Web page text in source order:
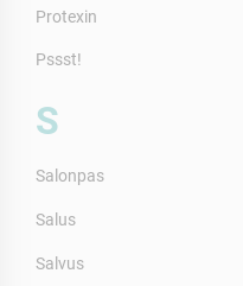
Protexin
Pssst!
S
Salonpas
Salus
Salvus